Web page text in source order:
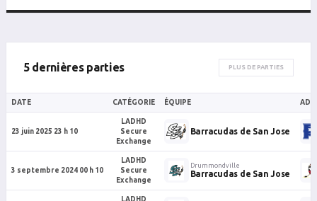
5 dernières parties PLUS DE PARTIES
DATE CATÉGORIE ÉQUIPE
23 juin 2025 23 h 10
LADHD
Secure
Exchange
Barracudas de San Jose
3 septembre 2024 00 h 10
LADHD
Secure
Exchange
Drummondville
Barracudas de San Jose
LADHD